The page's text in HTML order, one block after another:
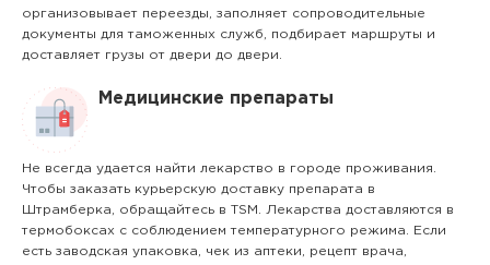
организовывает переезды, заполняет сопроводительные
документы для таможенных служб, подбирает маршруты и
доставляет грузы от двери до двери.
Медицинские препараты
Не всегда удается найти лекарство в городе проживания.
Чтобы заказать курьерскую доставку препарата в
Штрамберка, обращайтесь в TSM. Лекарства доставляются в
термобоксах с соблюдением температурного режима. Если
есть заводская упаковка, чек из аптеки, рецепт врача,